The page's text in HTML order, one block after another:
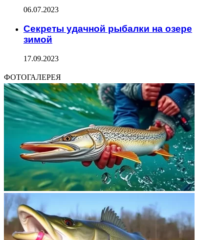
06.07.2023
Секреты удачной рыбалки на озере
зимой
17.09.2023
ФОТОГАЛЕРЕЯ